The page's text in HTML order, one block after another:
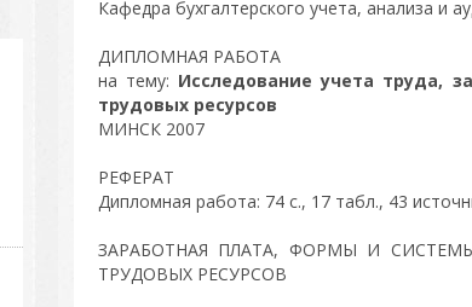
Кафедра бухгалтерского учета, анализа и
ДИПЛОМНАЯ РАБОТА
на тему: Исследование учета труда,
трудовых ресурсов
МИНСК 2007
РЕФЕРАТ
Дипломная работа: 74 с., 17 табл., 43
ЗАРАБОТНАЯ ПЛАТА, ФОРМЫ И
ТРУДОВЫХ РЕСУРСОВ